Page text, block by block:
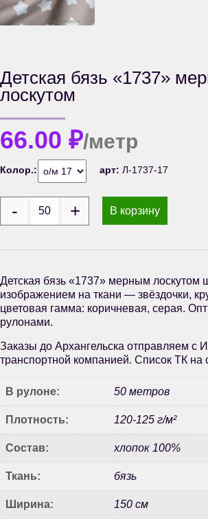
Детская бязь «1737»
лоскутом
66.00 ₽/метр
Колор.: арт: Л-1737-17
В корзину
Детская бязь «1737» мерным лоскутом
изображением на ткани — звёздочки,
цветовая гамма: коричневая, серая.
рулонами.
Заказы до Архангельска отправляем с
транспортной компанией. Список ТК на
В рулоне: 50 метров
Плотность: 120-125 г/м²
Состав: хлопок 100%
Ткань: бязь
Ширина: 150 см